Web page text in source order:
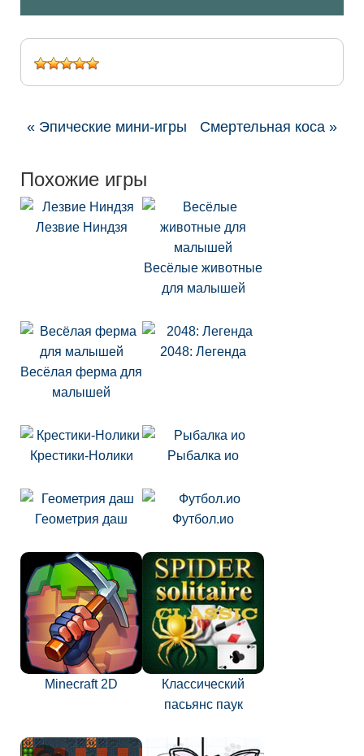
« Эпические мини-игры Смертельная коса »
Похожие игры
Лезвие Ниндзя
Весёлые животные
для малышей
Весёлая ферма для
малышей
2048: Легенда
Крестики-Нолики Рыбалка ио
Геометрия даш Футбол.ио
Minecraft 2D
Классический
пасьянс паук